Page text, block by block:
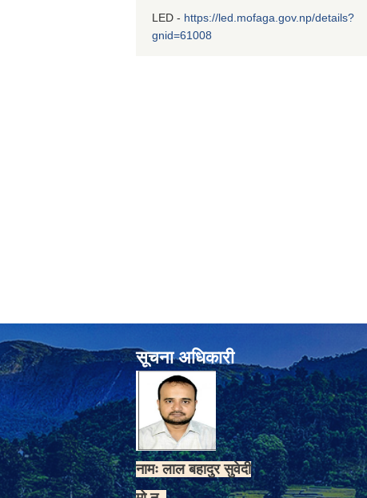
LED - https://led.mofaga.gov.np/details?
gnid=61008
सूचना अधिकारी
नामः लाल बहादुर सुवेदी